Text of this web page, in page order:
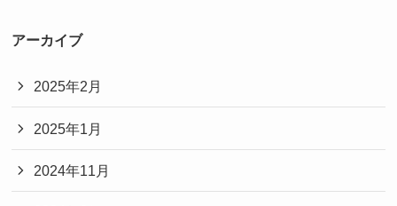
アーカイブ
2025年2月
2025年1月
2024年11月